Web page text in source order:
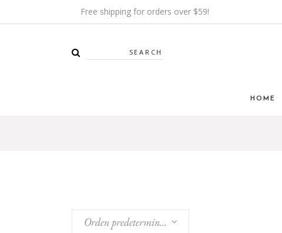
Free shipping for orders over $59!
HOME
Orden predeterminado